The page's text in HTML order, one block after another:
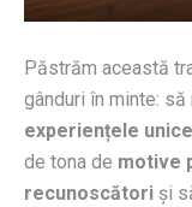
Păstrăm această
gânduri în minte: să
experiențele unice
de tona de motive
recunoscători și